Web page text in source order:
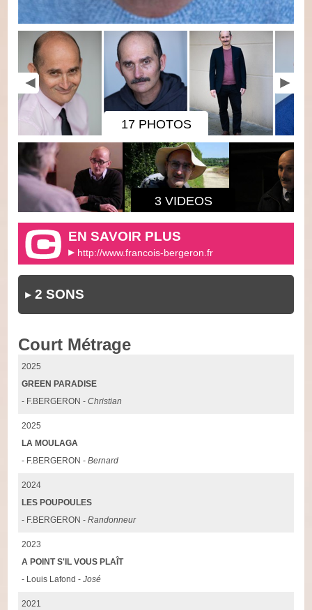
17 PHOTOS
3 VIDEOS
EN SAVOIR PLUS
http://www.francois-bergeron.fr
2 SONS
Court Métrage
2025
GREEN PARADISE
- F.BERGERON -Christian
2025
LA MOULAGA
- F.BERGERON -Bernard
2024
LES POUPOULES
- F.BERGERON -Randonneur
2023
A POINT S'IL VOUS PLAÎT
- Louis Lafond -José
2021